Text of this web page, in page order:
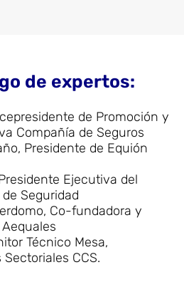
de expertos:
de Promoción y
Compañía de Seguros
Presidente de Equión
Ejecutiva del
Seguridad
Co-fundadora y
Técnico Mesa,
CCS.